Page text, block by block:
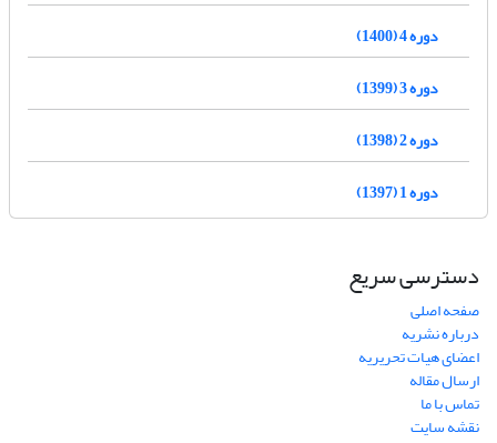
دوره 4 (1400)
دوره 3 (1399)
دوره 2 (1398)
دوره 1 (1397)
دسترسی سریع
صفحه اصلی
درباره نشریه
اعضای هیات تحریریه
ارسال مقاله
تماس با ما
نقشه سایت